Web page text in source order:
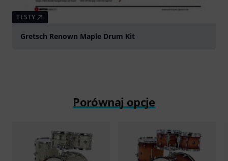
TESTY
Gretsch Renown Maple Drum Kit
Porównaj opcje